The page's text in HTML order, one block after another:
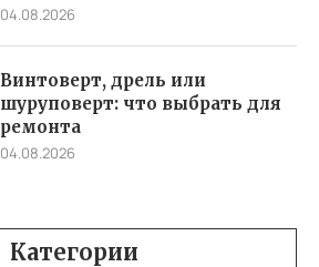
04.08.2026
Винтоверт, дрель или
шуруповерт: что выбрать для
ремонта
04.08.2026
Категории